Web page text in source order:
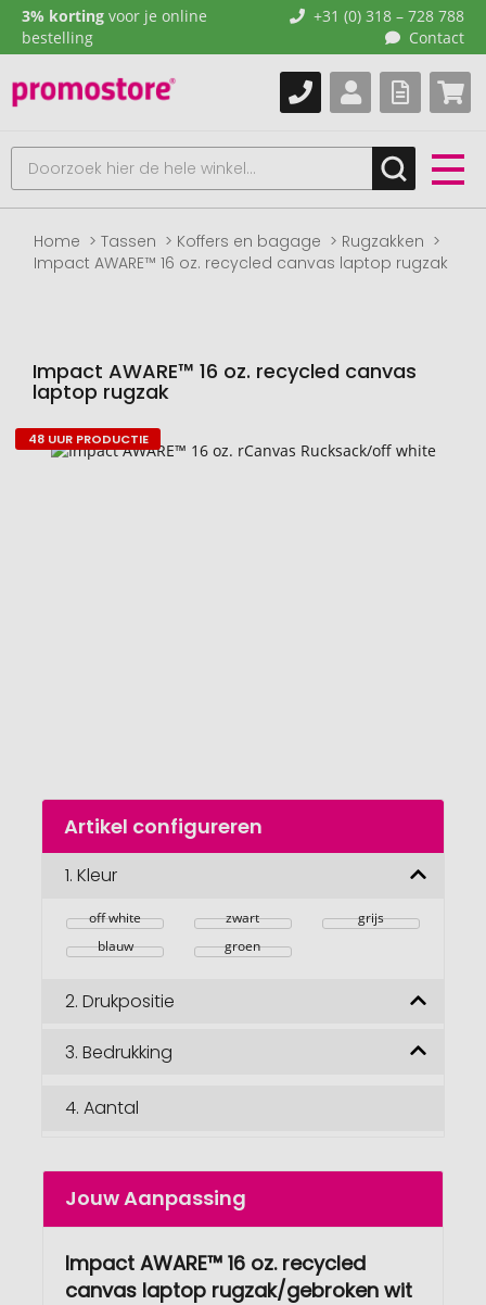
3% korting voor je online
bestelling
+31 (0) 318 – 728 788
Contact
Home Tassen Koffers en bagage
Rugzakken
Impact AWARE™ 16 oz. recycled canvas laptop rugzak
Impact AWARE™ 16 oz. recycled canvas
laptop rugzak
Naar
Naar
begin
afbeeldingengalerij
48 UUR PRODUCTIE
Artikel configureren
1. Kleur
off white zwart
grijs
blauw
groen
2. Drukpositie
3. Bedrukking
4. Aantal
Jouw Aanpassing
Impact AWARE™ 16 oz. recycled
canvas laptop rugzak/gebroken wit